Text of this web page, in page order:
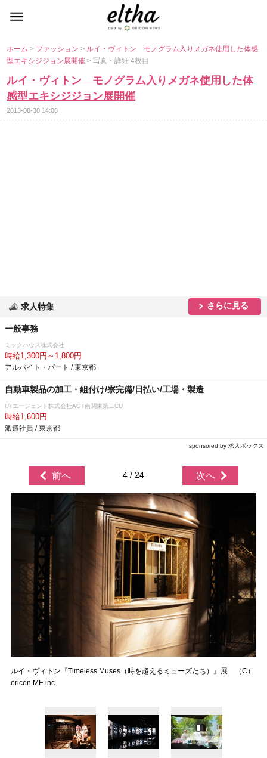
ホーム> ファッション> ルイ・ヴィトン モノグラム入りメガネ使用した体感
型エキシジジョン展開催> 写真・詳細 4枚目
ルイ・ヴィトン モノグラム入りメガネ使用した体
感型エキシジジョン展開催
2013-08-30 14:08
求人特集 さらに見る
一般事務
ミックハウス株式会社
時給1,300円～1,800円
アルバイト・パート / 東京都
自動車製品の加工・組付け/寮完備/日払い/工場・製造
UTエージェント株式会社AGT南関東第二CU
時給1,600円
派遣社員 / 東京都
sponsored by 求人ボックス
前へ 4 / 24 次へ
ルイ・ヴィトン『Timeless Muses（時を超えるミューズたち）』展 （C）
oricon ME inc.